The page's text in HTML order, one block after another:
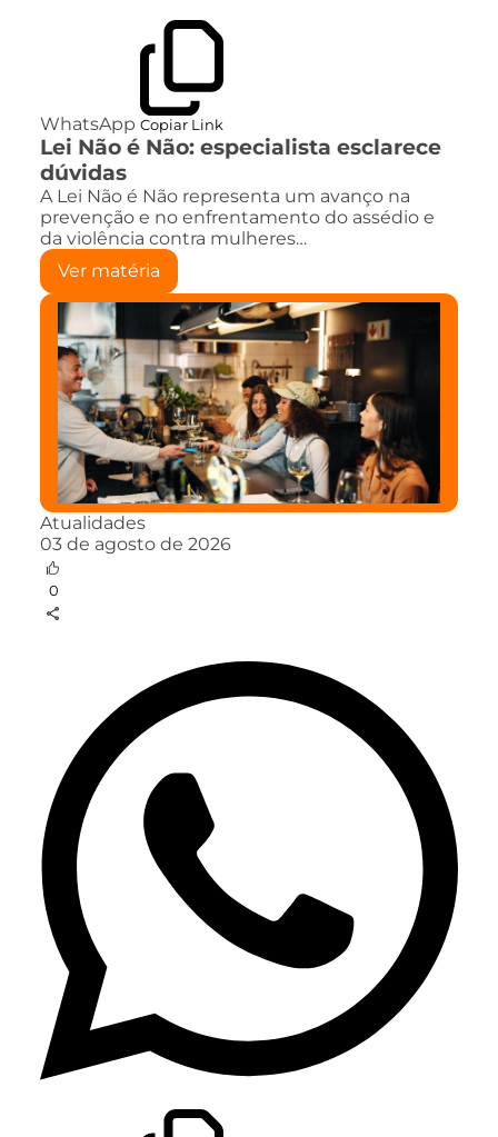
WhatsApp Copiar Link
Lei Não é Não: especialista esclarece
dúvidas
A Lei Não é Não representa um avanço na
prevenção e no enfrentamento do assédio e
da violência contra mulheres…
Ver matéria
Atualidades
03 de agosto de 2026
0